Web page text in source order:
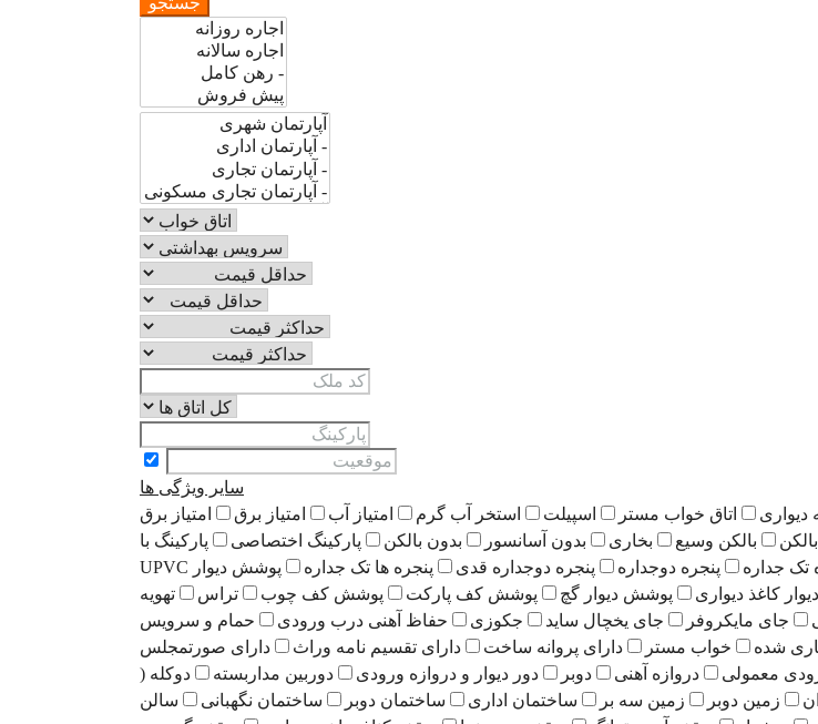
سایر ویژگی ها
دیواری اتاق خواب مستر اسپیلت استخر آب گرم امتیاز آب امتیاز برق
امتیاز برق
بالکن بالکن وسیع بخاری بدون آسانسور بدون بالکن پارکینگ اختصاصی
پارکینگ با
تک جداره پنجره دوجداره پنجره دوجداره قدی پنجره ها تک جداره
پوشش دیوار UPVC
کاغذ دیواری پوشش دیوار گچ پوشش کف پارکت پوشش کف چوب تراس
تهویه
جای مایکروفر جای یخچال ساید جکوزی حفاظ آهنی درب ورودی
حمام و سرویس
شده خواب مستر دارای پروانه ساخت دارای تقسیم نامه وراث
دارای صورتمجلس
معمولی دروازه آهنی دوبر دور دیوار و دروازه ورودی دوربین مداربسته
دوکله (
زمین دوبر زمین سه بر ساختمان اداری ساختمان دوبر ساختمان نگهبانی
سالن